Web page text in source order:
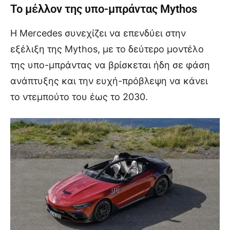
Το μέλλον της υπο-μπράντας Mythos
Η Mercedes συνεχίζει να επενδύει στην
εξέλιξη της Mythos, με το δεύτερο μοντέλο
της υπο-μπράντας να βρίσκεται ήδη σε φάση
ανάπτυξης και την ευχή-πρόβλεψη να κάνει
το ντεμπούτο του έως το 2030.